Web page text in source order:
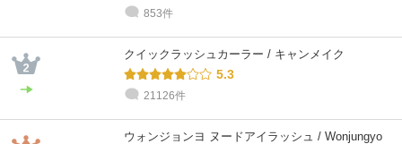
853件
クイックラッシュカーラー / キャンメイク
5.3
21126件
ウォンジョンヨ ヌードアイラッシュ / Wonjungyo